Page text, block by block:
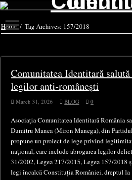
Home / Tag Archives: 157/2018
Comunitatea Identitară
legilor anti-românești
March 31, 2026 BLOG 0
Asociația Comunitatea Identitară România
Dumitru Manea (Miron Manega), din
propune un proiect de lege privind
național, care include abrogarea legilor
31/2002, Legea 217/2015, Legea 157/2018
legi încalcă Constituția României, dreptul